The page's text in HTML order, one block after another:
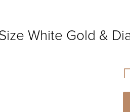
White Gold &